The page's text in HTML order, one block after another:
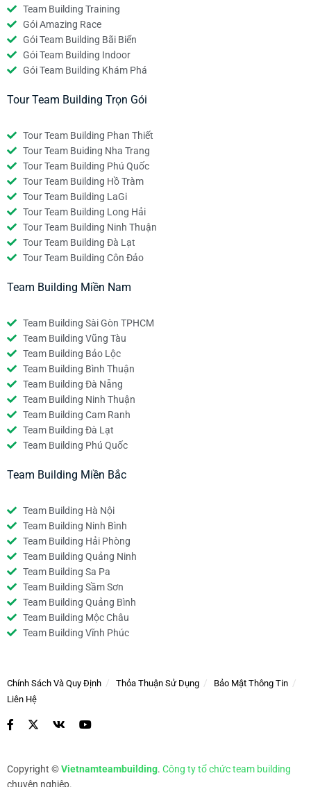
Team Building Training
Gói Amazing Race
Gói Team Building Bãi Biển
Gói Team Building Indoor
Gói Team Building Khám Phá
Tour Team Building Trọn Gói
Tour Team Building Phan Thiết
Tour Team Buiding Nha Trang
Tour Team Building Phú Quốc
Tour Team Building Hồ Tràm
Tour Team Building LaGi
Tour Team Building Long Hải
Tour Team Building Ninh Thuận
Tour Team Building Đà Lạt
Tour Team Building Côn Đảo
Team Building Miền Nam
Team Building Sài Gòn TPHCM
Team Building Vũng Tàu
Team Building Bảo Lộc
Team Building Bình Thuận
Team Building Đà Nẵng
Team Building Ninh Thuận
Team Building Cam Ranh
Team Building Đà Lạt
Team Building Phú Quốc
Team Building Miền Bắc
Team Building Hà Nội
Team Building Ninh Bình
Team Building Hải Phòng
Team Building Quảng Ninh
Team Building Sa Pa
Team Building Sầm Sơn
Team Building Quảng Bình
Team Building Mộc Châu
Team Building Vĩnh Phúc
Chính Sách Và Quy Định Thỏa Thuận Sử Dụng
Bảo Mật Thông Tin
Liên Hệ
Copyright ©Vietnamteambuilding. Công ty tổ chức team building
chuyên nghiệp.